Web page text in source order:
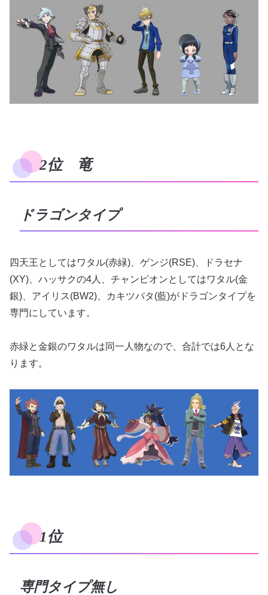
2位 竜
ドラゴンタイプ
四天王としてはワタル(赤緑)、ゲンジ(RSE)、ドラセナ
(XY)、ハッサクの4人、チャンピオンとしてはワタル(金
銀)、アイリス(BW2)、カキツバタ(藍)がドラゴンタイプを
専門にしています。
赤緑と金銀のワタルは同一人物なので、合計では6人とな
ります。
1位
専門タイプ無し